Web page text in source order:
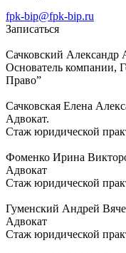
fpk-bip@fpk-bip.ru
Записаться
Сачковский Александр
Основатель компании,
Право”
Сачковская Елена
Адвокат.
Стаж юридической
Фоменко Ирина
Адвокат
Стаж юридической
Гуменский Андрей
Адвокат
Стаж юридической